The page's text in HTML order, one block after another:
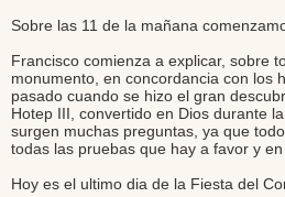
Sobre las 11 de la mañana
Francisco comienza a explicar, sobre
monumento, en concordancia con los
pasado cuando se hizo el gran
Hotep III, convertido en Dios durante
surgen muchas preguntas, ya que
todas las pruebas que hay a favor y
Hoy es el ultimo dia de la Fiesta del